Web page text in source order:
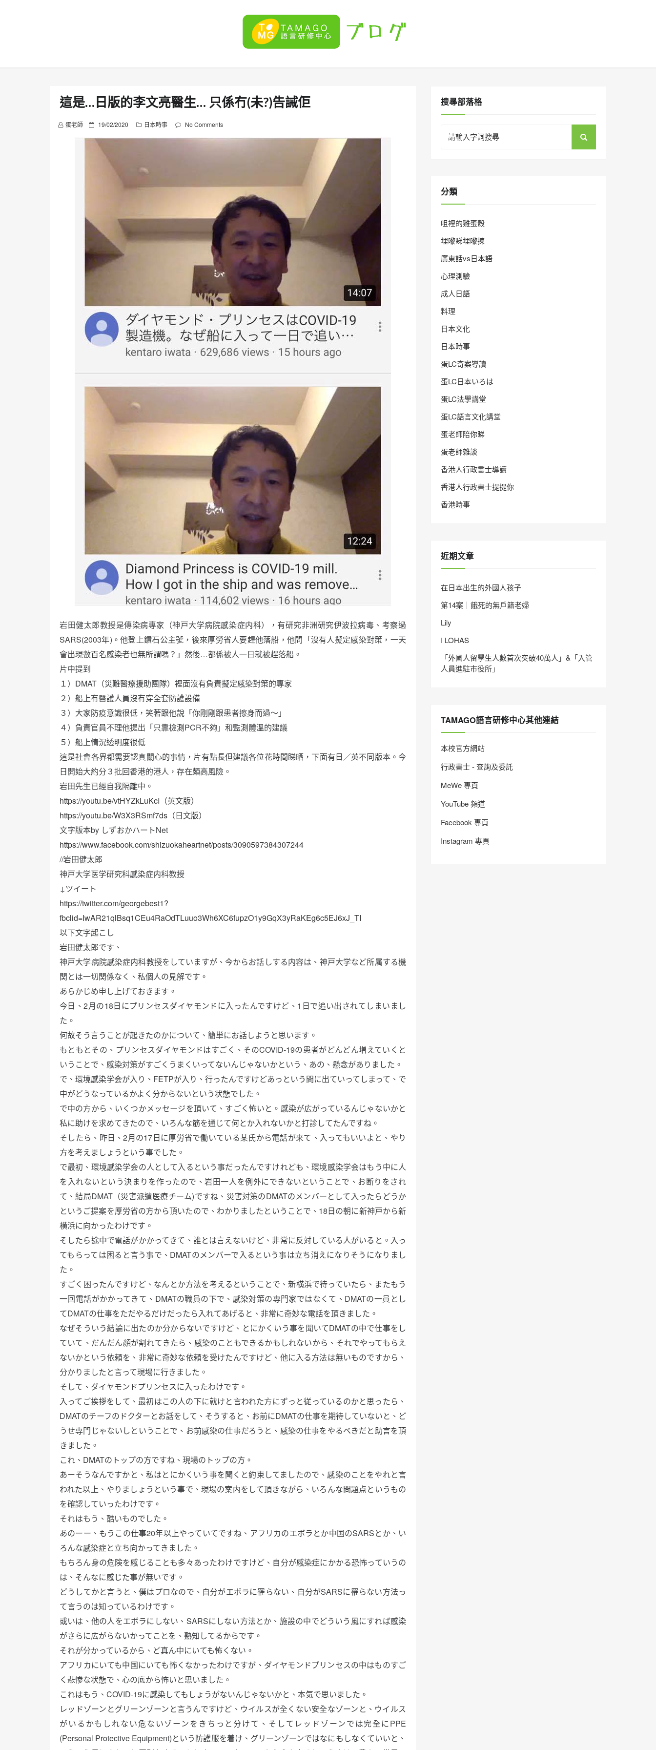
這是…日版的李文亮醫生… 只係冇(未?)告誡佢
蛋老師
P
s
19/02/2020 日本時事 No Comments
岩田健太郎教授是傳染病專家（神戸大学病院感染症内科），有研究非洲研究伊波拉病毒、考察過
SARS(2003年)。他登上鑽石公主號，後來厚勞省人要趕他落船，他問「沒有人擬定感染對策，一天
會出現數百名感染者也無所謂嗎？」然後…都係被人一日就被趕落船。
片中提到
１）DMAT（災難醫療援助團隊）裡面沒有負責擬定感染對策的專家
２）船上有醫護人員沒有穿全套防護設備
３）大家防疫意識很低，笑著跟他說「你剛剛跟患者擦身而過～」
４）負責官員不理他提出「只靠檢測PCR不夠」和監測體溫的建議
５）船上情況透明度很低
這是社會各界都需要認真關心的事情，片有點長但建議各位花時間睇晒，下面有日／英不同版本。今
日開始大約分３批回香港的港人，存在頗高風險。
岩田先生已經自我隔離中。
https://youtu.be/vtHYZkLuKcI （英文版）
https://youtu.be/W3X3RSmf7ds （日文版）
文字版本by しずおかハートNet
https://www.facebook.com/shizuokaheartnet/posts/3090597384307244
//岩田健太郎
神戸大学医学研究科感染症内科教授
↓ツイート
https://twitter.com/georgebest1?
fbclid=IwAR21qlBsq1CEu4RaOdTLuuo3Wh6XC6fupzO1y9GqX3yRaKEg6c5EJ6xJ_TI
以下文字起こし
岩田健太郎です、
神戸大学病院感染症内科教授をしていますが、今からお話しする内容は、神戸大学など所属する機
関とは一切関係なく、私個人の見解です。
あらかじめ申し上げておきます。
今日、2月の18日にプリンセスダイヤモンドに入ったんですけど、1日で追い出されてしまいまし
た。
何故そう言うことが起きたのかについて、簡単にお話しようと思います。
もともとその、プリンセスダイヤモンドはすごく、そのCOVID-19の患者がどんどん増えていくと
いうことで、感染対策がすごくうまくいってないんじゃないかという、あの、懸念がありました。
で、環境感染学会が入り、FETPが入り、行ったんですけどあっという間に出ていってしまって、で
中がどうなっているかよく分からないという状態でした。
で中の方から、いくつかメッセージを頂いて、すごく怖いと。感染が広がっているんじゃないかと
私に助けを求めてきたので、いろんな筋を通じて何とか入れないかと打診してたんですね。
そしたら、昨日、2月の17日に厚労省で働いている某氏から電話が来て、入ってもいいよと、やり
方を考えましょうという事でした。
で最初、環境感染学会の人として入るという事だったんですけれども、環境感染学会はもう中に人
を入れないという決まりを作ったので、岩田一人を例外にできないということで、お断りをされ
て、結局DMAT（災害派遣医療チーム)ですね、災害対策のDMATのメンバーとして入ったらどうか
というご提案を厚労省の方から頂いたので、わかりましたということで、18日の朝に新神戸から新
横浜に向かったわけです。
そしたら途中で電話がかかってきて、誰とは言えないけど、非常に反対している人がいると。入っ
てもらっては困ると言う事で、DMATのメンバーで入るという事は立ち消えになりそうになりまし
た。
すごく困ったんですけど、なんとか方法を考えるということで、新横浜で待っていたら、またもう
一回電話がかかってきて、DMATの職員の下で、感染対策の専門家ではなくて、DMATの一員とし
てDMATの仕事をただやるだけだったら入れてあげると、非常に奇妙な電話を頂きました。
なぜそういう結論に出たのか分からないですけど、とにかくいう事を聞いてDMATの中で仕事をし
ていて、だんだん顔が割れてきたら、感染のこともできるかもしれないから、それでやってもらえ
ないかという依頼を、非常に奇妙な依頼を受けたんですけど、他に入る方法は無いものですから、
分かりましたと言って現場に行きました。
そして、ダイヤモンドプリンセスに入ったわけです。
入ってご挨拶をして、最初はこの人の下に就けと言われた方にずっと従っているのかと思ったら、
DMATのチーフのドクターとお話をして、そうすると、お前にDMATの仕事を期待していないと、ど
うせ専門じゃないしということで、お前感染の仕事だろうと、感染の仕事をやるべきだと助言を頂
きました。
これ、DMATのトップの方ですね、現場のトップの方。
あーそうなんですかと、私はとにかくいう事を聞くと約束してましたので、感染のことをやれと言
われた以上、やりましょうという事で、現場の案内をして頂きながら、いろんな問題点というもの
を確認していったわけです。
それはもう、酷いものでした。
あのーー、もうこの仕事20年以上やっていてですね、アフリカのエボラとか中国のSARSとか、い
ろんな感染症と立ち向かってきました。
もちろん身の危険を感じることも多々あったわけですけど、自分が感染症にかかる恐怖っていうの
は、そんなに感じた事が無いです。
どうしてかと言うと、僕はプロなので、自分がエボラに罹らない、自分がSARSに罹らない方法っ
て言うのは知っているわけです。
或いは、他の人をエボラにしない、SARSにしない方法とか、施設の中でどういう風にすれば感染
がさらに広がらないかってことを、熟知してるからです。
それが分かっているから、ど真ん中にいても怖くない。
アフリカにいても中国にいても怖くなかったわけですが、ダイヤモンドプリンセスの中はものすご
く悲惨な状態で、心の底から怖いと思いました。
これはもう、COVID-19に感染してもしょうがないんじゃないかと、本気で思いました。
レッドゾーンとグリーンゾーンと言うんですけど、ウイルスが全くない安全なゾーンと、ウイルス
がいるかもしれない危ないゾーンをきちっと分けて、そしてレッドゾーンでは完全にPPE
(Personal Protective Equipment)という防護服を着け、グリーンゾーンではなにもしなくていいと、
搜㝷部落格
for:
分類
咀裡的雞蛋殼
埋嚟睇埋嚟揀
廣東話vs日本語
心理測驗
成人日語
料理
日本文化
日本時事
蛋LC奇案導讀
蛋LC日本いろは
蛋LC法學講堂
蛋LC語言文化講堂
蛋老師陪你睇
蛋老師雜談
香港人行政書士導讀
香港人行政書士提提你
香港時事
近期文章
在日本出生的外國人孩子
第14案｜餓死的無戶籍老婦
Lily
I LOHAS
「外國人留學生人數首次突破40萬人」&「入管
人員進駐市役所」
TAMAGO語言研修中心其他連結
本校官方網站
行政書士 - 查詢及委託
MeWe 專頁
YouTube 頻道
Facebook 專頁
Instagram 專頁